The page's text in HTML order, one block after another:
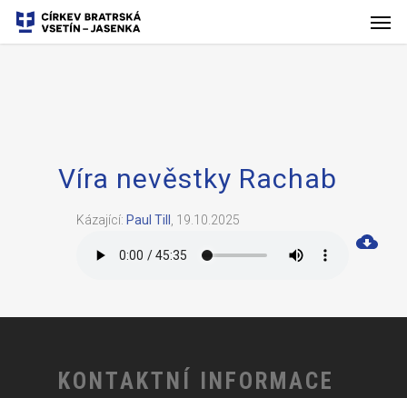
Víra nevěstky Rachab
Kázající: Paul Till 19.10.2025
KONTAKTNÍ INFORMACE